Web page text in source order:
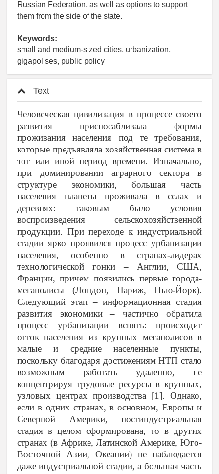
Russian Federation, as well as options to support
them from the side of the state.
Keywords:
small and medium-sized cities, urbanization,
gigapolises, public policy
Text
Человеческая цивилизация в процессе своего
развития приспосабливала формы
проживания населения под те требования,
которые предъявляла хозяйственная система в
тот или иной период времени. Изначально,
при доминировании аграрного сектора в
структуре экономики, большая часть
населения планеты проживала в селах и
деревнях: таковым было условия
воспроизведения сельскохозяйственной
продукции. При переходе к индустриальной
стадии ярко проявился процесс урбанизации
населения, особенно в странах-лидерах
технологической гонки – Англии, США,
Франции, причем появились первые города-
мегаполисы (Лондон, Париж, Нью-Йорк).
Следующий этап – информационная стадия
развития экономики – частично обратила
процесс урбанизации вспять: происходит
отток населения из крупных мегаполисов в
малые и средние населенные пункты,
поскольку благодаря достижениям НТП стало
возможным работать удаленно, не
концентрируя трудовые ресурсы в крупных,
узловых центрах производства [1]. Однако,
если в одних странах, в основном, Европы и
Северной Америки, постиндустриальная
стадия в целом сформирована, то в других
странах (в Африке, Латинской Америке, Юго-
Восточной Азии, Океании) не наблюдается
даже индустриальной стадии, а большая часть